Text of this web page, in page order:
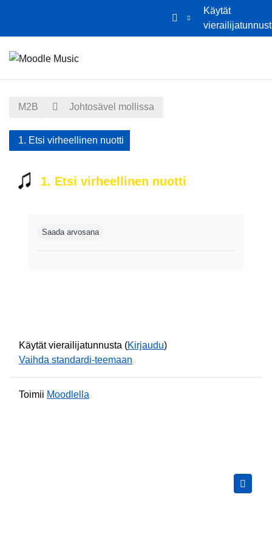
Käytät
M2B Johtosävel mollissa
1. Etsi virheellinen nuotti
1. Etsi virheellinen nuotti
Saada arvosana
Käytät vierailijatunnusta (Kirjaudu)
Vaihda standardi-teemaan
Toimii Moodlella